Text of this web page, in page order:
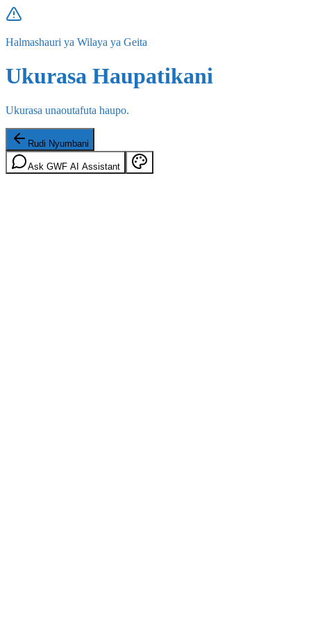
Halmashauri ya Wilaya ya Geita
Ukurasa Haupatikani
Ukurasa unaoutafuta haupo.
Rudi Nyumbani
Ask GWF AI Assistant